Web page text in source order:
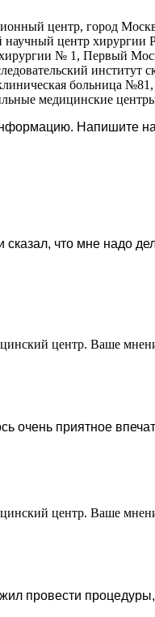
центр, город
научный центр
№ 1, Первый
больница
медицинские
Напишите
что мне надо
центр. Ваше
очень приятное
центр. Ваше
провести